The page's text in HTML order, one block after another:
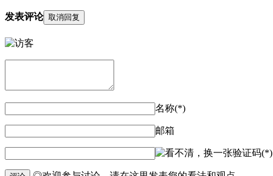
发表评论 取消回复
名称(*)
邮箱
验证码(*)